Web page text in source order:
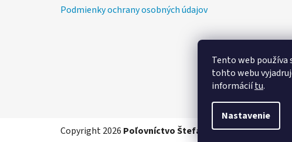
Tento web používa
tohto webu
informáciítu.
Nastavenie
Podmienky ochrany osobných údajov
Copyright 2026 Poľovníctvo Štefánik. Všetky práva